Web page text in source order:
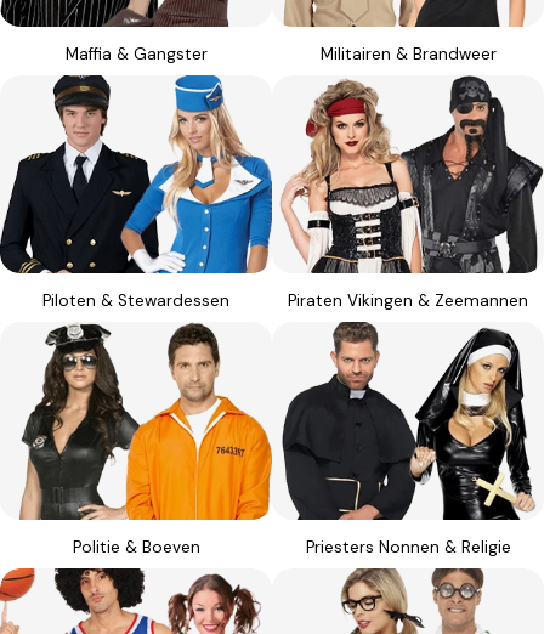
Maffia & Gangster Militairen & Brandweer
Piloten & Stewardessen Piraten Vikingen & Zeemannen
Politie & Boeven Priesters Nonnen & Religie